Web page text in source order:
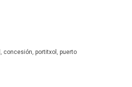
, concesión, portitxol , puerto